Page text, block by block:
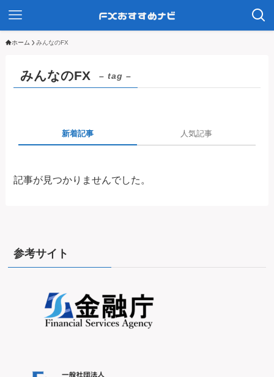
ホーム みんなのFX
みんなのFX – tag –
新着記事 人気記事
記事が見つかりませんでした。
参考サイト